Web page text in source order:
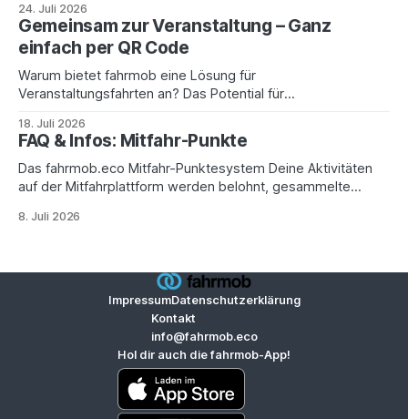
oder Erlebnispark – für Kinder wird es garantiert nicht
langweilig 🎒✨ Doch warum jedes Abenteuer alleine
starten? 🚗 Mit fahrmob.eco wird schon die Anreise Teil des
Erlebnisses: 👉 Finde ganz
24. Juli 2026
Gemeinsam zur Veranstaltung – Ganz
einfach per QR Code
Warum bietet fahrmob eine Lösung für
Veranstaltungsfahrten an? Das Potential für
Veranstaltung, zu der einige Tausend Besucher:innen
kommen, können durchaus 200.000 einzeln gefahrene
Kilometer zusammenkommen– und das an einem Abend;
noch mehr sind es bei Festivals oder großen Sportevents.
18. Juli 2026
FAQ & Infos: Mitfahr-Punkte
Das fahrmob.eco Mitfahr-Punktesystem Deine Aktivitäten
auf der Mitfahrplattform werden belohnt, gesammelte
Dienstleistern gegen Benefits eintauschen. Eine Übersicht
für Benefits Wofür gibt es Mitfahr-Punkte? Fürs Registrieren
8. Juli 2026
ImpressumDatenschutzerklärung
Kontakt
info@fahrmob.eco
Hol dir auch die fahrmob-App!